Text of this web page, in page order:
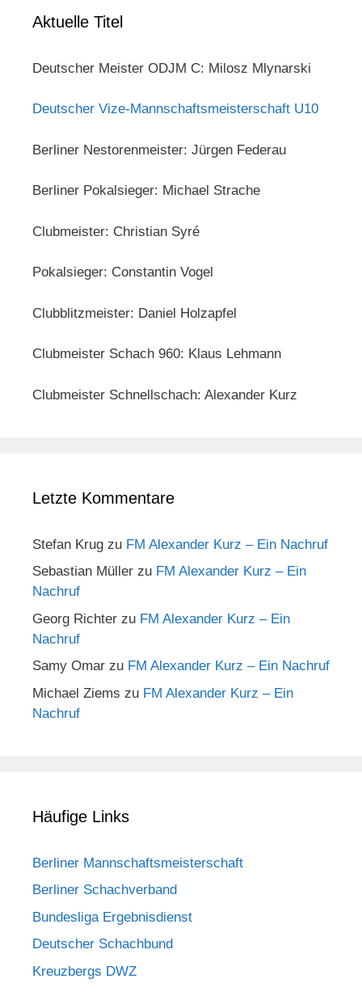
Aktuelle Titel
Deutscher Meister ODJM C: Milosz Mlynarski
Deutscher Vize-Mannschaftsmeisterschaft U10
Berliner Nestorenmeister: Jürgen Federau
Berliner Pokalsieger: Michael Strache
Clubmeister: Christian Syré
Pokalsieger: Constantin Vogel
Clubblitzmeister: Daniel Holzapfel
Clubmeister Schach 960: Klaus Lehmann
Clubmeister Schnellschach: Alexander Kurz
Letzte Kommentare
Stefan Krug zu FM Alexander Kurz – Ein Nachruf
Sebastian Müller zu FM Alexander Kurz – Ein
Nachruf
Georg Richter zu FM Alexander Kurz – Ein
Nachruf
Samy Omar zu FM Alexander Kurz – Ein Nachruf
Michael Ziems zu FM Alexander Kurz – Ein
Nachruf
Häufige Links
Berliner Mannschaftsmeisterschaft
Berliner Schachverband
Bundesliga Ergebnisdienst
Deutscher Schachbund
Kreuzbergs DWZ